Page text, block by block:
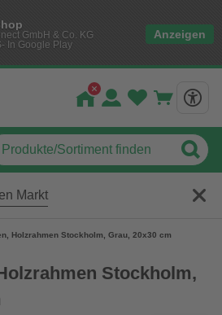
GmbH & Co. KG
In Google Play
Anzeigen
Markt
Holzrahmen Stockholm, Grau, 20x30 cm
Stockholm,